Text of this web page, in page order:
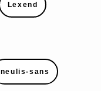
Lexend
neulis-sans